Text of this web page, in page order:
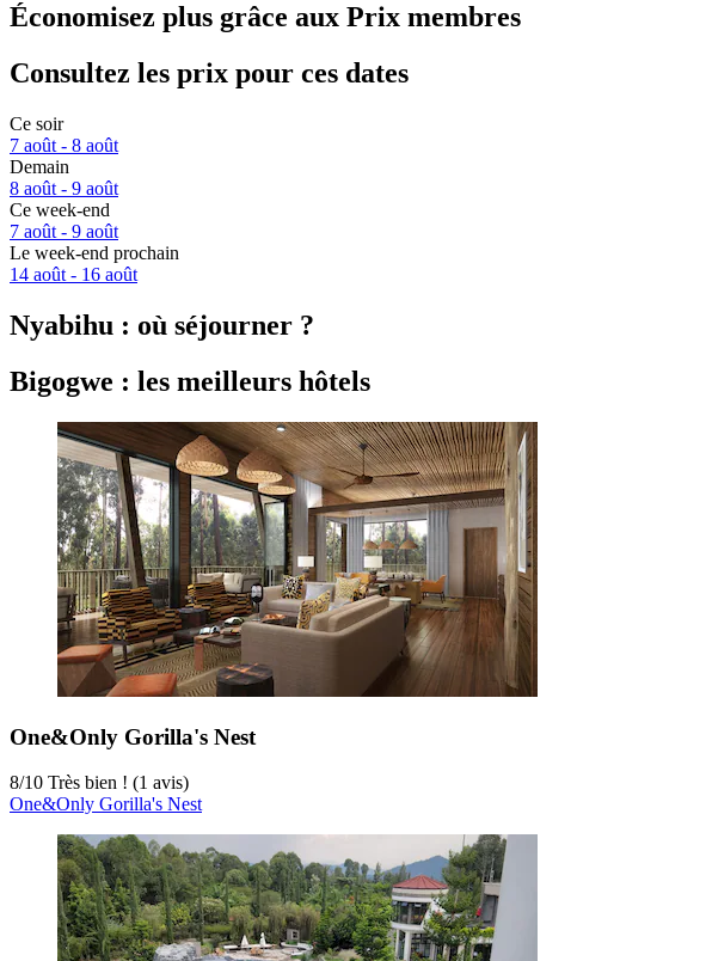
Économisez plus grâce aux Prix membres
Consultez les prix pour ces dates
Ce soir
7 août - 8 août
Demain
8 août - 9 août
Ce week-end
7 août - 9 août
Le week-end prochain
14 août - 16 août
Nyabihu : où séjourner ?
Bigogwe : les meilleurs hôtels
One&Only Gorilla's Nest
8/10 Très bien ! (1 avis)
One&Only Gorilla's Nest